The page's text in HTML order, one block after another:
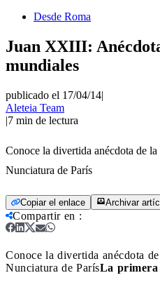
Desde Roma
Juan XXIII:
mundiales
publicado el 17/04/14|
Aleteia Team
|7 min de lectura
Conoce la divertida anécdota de
Nunciatura de París
Copiar el enlace Archivar
Compartir en :
Conoce la divertida anécdota
Nunciatura de ParísLa